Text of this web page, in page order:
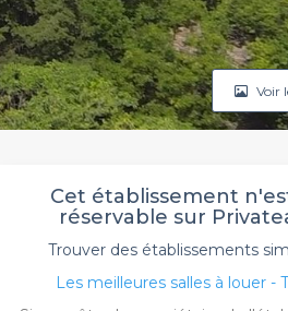
Voir
Cet établissement
réservable sur
Trouver des établissements
Les meilleures salles à louer -